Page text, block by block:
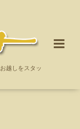
越しをスタッ